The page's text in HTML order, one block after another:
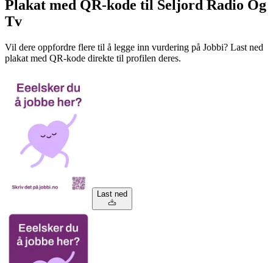
Plakat med QR-kode til Seljord Radio Og
Tv
Vil dere oppfordre flere til å legge inn vurdering på Jobbi? Last ned
plakat med QR-kode direkte til profilen deres.
Last ned